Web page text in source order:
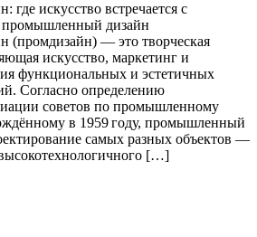
искусство встречается с
промышленный дизайн
— это творческая
искусство, маркетинг и
функциональных и эстетичных
Согласно определению
советов по промышленному
в 1959 году, промышленный
самых разных объектов —
[…]